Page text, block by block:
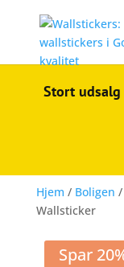
Stort
Hjem / Boligen /
Wallsticker
Spar